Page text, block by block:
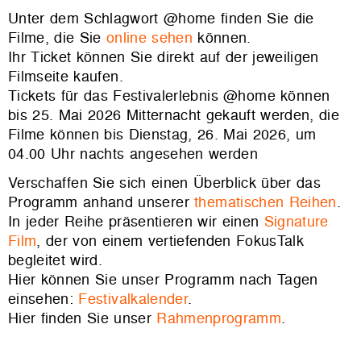
Unter dem Schlagwort @home finden Sie die
Filme, die Sie online sehen können.
Ihr Ticket können Sie direkt auf der jeweiligen
Filmseite kaufen.
Tickets für das Festivalerlebnis @home können
bis 25. Mai 2026 Mitternacht gekauft werden, die
Filme können bis Dienstag, 26. Mai 2026, um
04.00 Uhr nachts angesehen werden
Verschaffen Sie sich einen Überblick über das
Programm anhand unsererthematischen Reihen.
In jeder Reihe präsentieren wir einen Signature
Film, der von einem vertiefenden FokusTalk
begleitet wird.
Hier können Sie unser Programm nach Tagen
einsehen: Festivalkalender.
Hier finden Sie unser Rahmenprogramm.